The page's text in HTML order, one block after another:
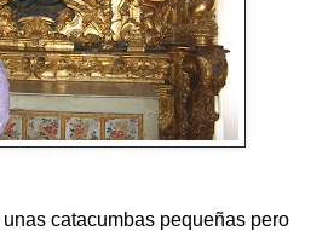
catacumbas pequeñas pero